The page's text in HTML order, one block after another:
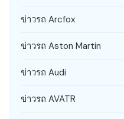
ข่าวรถ Arcfox
ข่าวรถ Aston Martin
ข่าวรถ Audi
ข่าวรถ AVATR